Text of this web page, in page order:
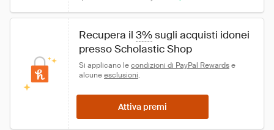
Recupera il 3% sugli acquisti idonei
presso Scholastic Shop
Si applicano le condizioni di PayPal Rewards e
alcune esclusioni.
Attiva premi